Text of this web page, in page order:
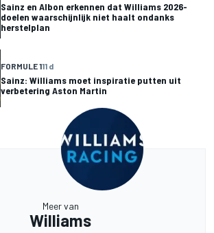
Sainz en Albon erkennen dat Williams 2026-
doelen waarschijnlijk niet haalt ondanks
herstelplan
FORMULE 111 d
Sainz: Williams moet inspiratie putten uit
verbetering Aston Martin
Meer van
Williams